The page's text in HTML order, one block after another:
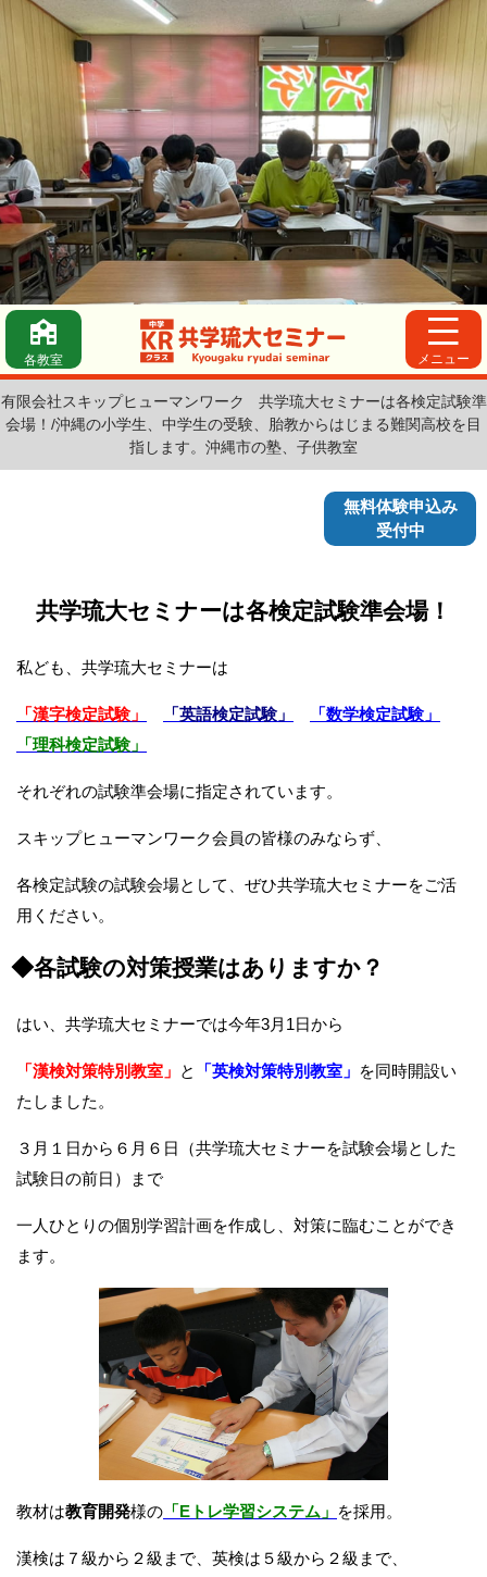
各教室 メニュー
有限会社スキップヒューマンワーク
共学琉大セミナーは各検定試験準
会場！/沖縄の小学生、中学生の受験、胎教からはじまる難関高校を目
指します。沖縄市の塾、子供教室
無料体験申込み
受付中
共学琉大セミナーは各検定試験準会場！
私ども、共学琉大セミナーは
「漢字検定試験」 「英語検定試験」
「数学検定試験」
「理科検定試験」
それぞれの試験準会場に指定されています。
スキップヒューマンワーク会員の皆様のみならず、
各検定試験の試験会場として、ぜひ共学琉大セミナーをご活
用ください。
◆各試験の対策授業はありますか？
はい、共学琉大セミナーでは今年3月1日から
「漢検対策特別教室」 と 「英検対策特別教室」 を同時開設い
たしました。
３月１日から６月６日（共学琉大セミナーを試験会場とした
試験日の前日）まで
一人ひとりの個別学習計画を作成し、対策に臨むことができ
ます。
教材は教育開発様の 「Eトレ学習システム」 を採用。
漢検は７級から２級まで、英検は５級から２級まで、